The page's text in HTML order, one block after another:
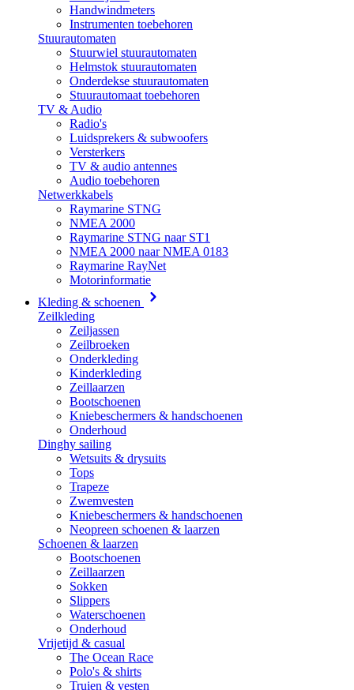
Handwindmeters
Instrumenten toebehoren
Stuurautomaten
Stuurwiel stuurautomaten
Helmstok stuurautomaten
Onderdekse stuurautomaten
Stuurautomaat toebehoren
TV & Audio
Radio's
Luidsprekers & subwoofers
Versterkers
TV & audio antennes
Audio toebehoren
Netwerkkabels
Raymarine STNG
NMEA 2000
Raymarine STNG naar ST1
NMEA 2000 naar NMEA 0183
Raymarine RayNet
Motorinformatie
Kleding & schoenen
Zeilkleding
Zeiljassen
Zeilbroeken
Onderkleding
Kinderkleding
Zeillaarzen
Bootschoenen
Kniebeschermers & handschoenen
Onderhoud
Dinghy sailing
Wetsuits & drysuits
Tops
Trapeze
Zwemvesten
Kniebeschermers & handschoenen
Neopreen schoenen & laarzen
Schoenen & laarzen
Bootschoenen
Zeillaarzen
Sokken
Slippers
Waterschoenen
Onderhoud
Vrijetijd & casual
The Ocean Race
Polo's & shirts
Truien & vesten